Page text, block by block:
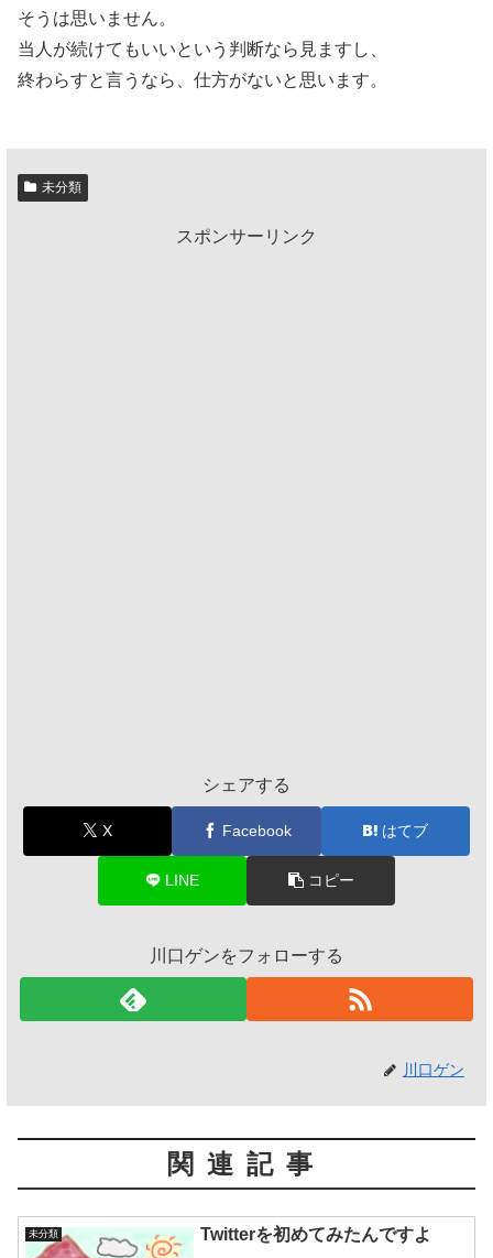
そうは思いません。
当人が続けてもいいという判断なら見ますし、
終わらすと言うなら、仕方がないと思います。
未分類
スポンサーリンク
シェアする
X Facebook はてブ
LINE コピー
川口ゲンをフォローする
川口ゲン
関連記事
未分類 Twitterを初めてみたんですよ